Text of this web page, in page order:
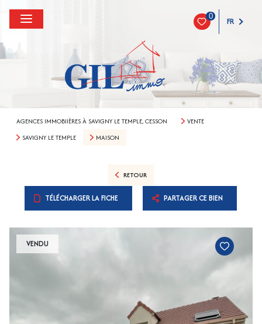
0 FR
AGENCES IMMOBIIÈRES À SAVIGNY LE TEMPLE, CESSON
VENTE
SAVIGNY LE TEMPLE
MAISON
RETOUR
TÉLÉCHARGER LA FICHE PARTAGER CE BIEN
VENDU